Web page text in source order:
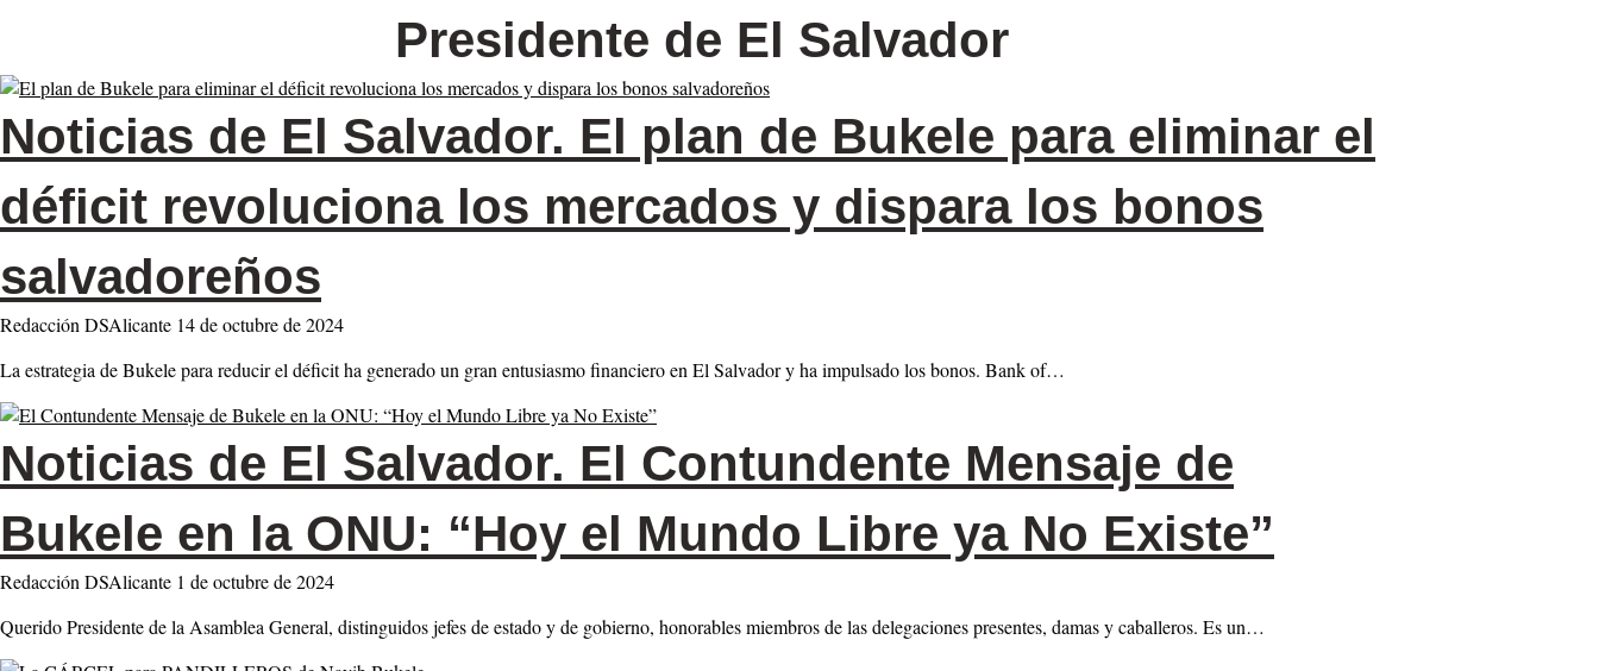
Presidente de El Salvador
Noticias de El Salvador. El plan de Bukele para eliminar el
déficit revoluciona los mercados y dispara los bonos
salvadoreños
Redacción DSAlicante 14 de octubre de 2024
La estrategia de Bukele para reducir el déficit ha generado un gran entusiasmo financiero en El Salvador y ha impulsado los bonos. Bank of…
Noticias de El Salvador. El Contundente Mensaje de
Bukele en la ONU: “Hoy el Mundo Libre ya No Existe”
Redacción DSAlicante 1 de octubre de 2024
Querido Presidente de la Asamblea General, distinguidos jefes de estado y de gobierno, honorables miembros de las delegaciones presentes, damas y caballeros. Es un…